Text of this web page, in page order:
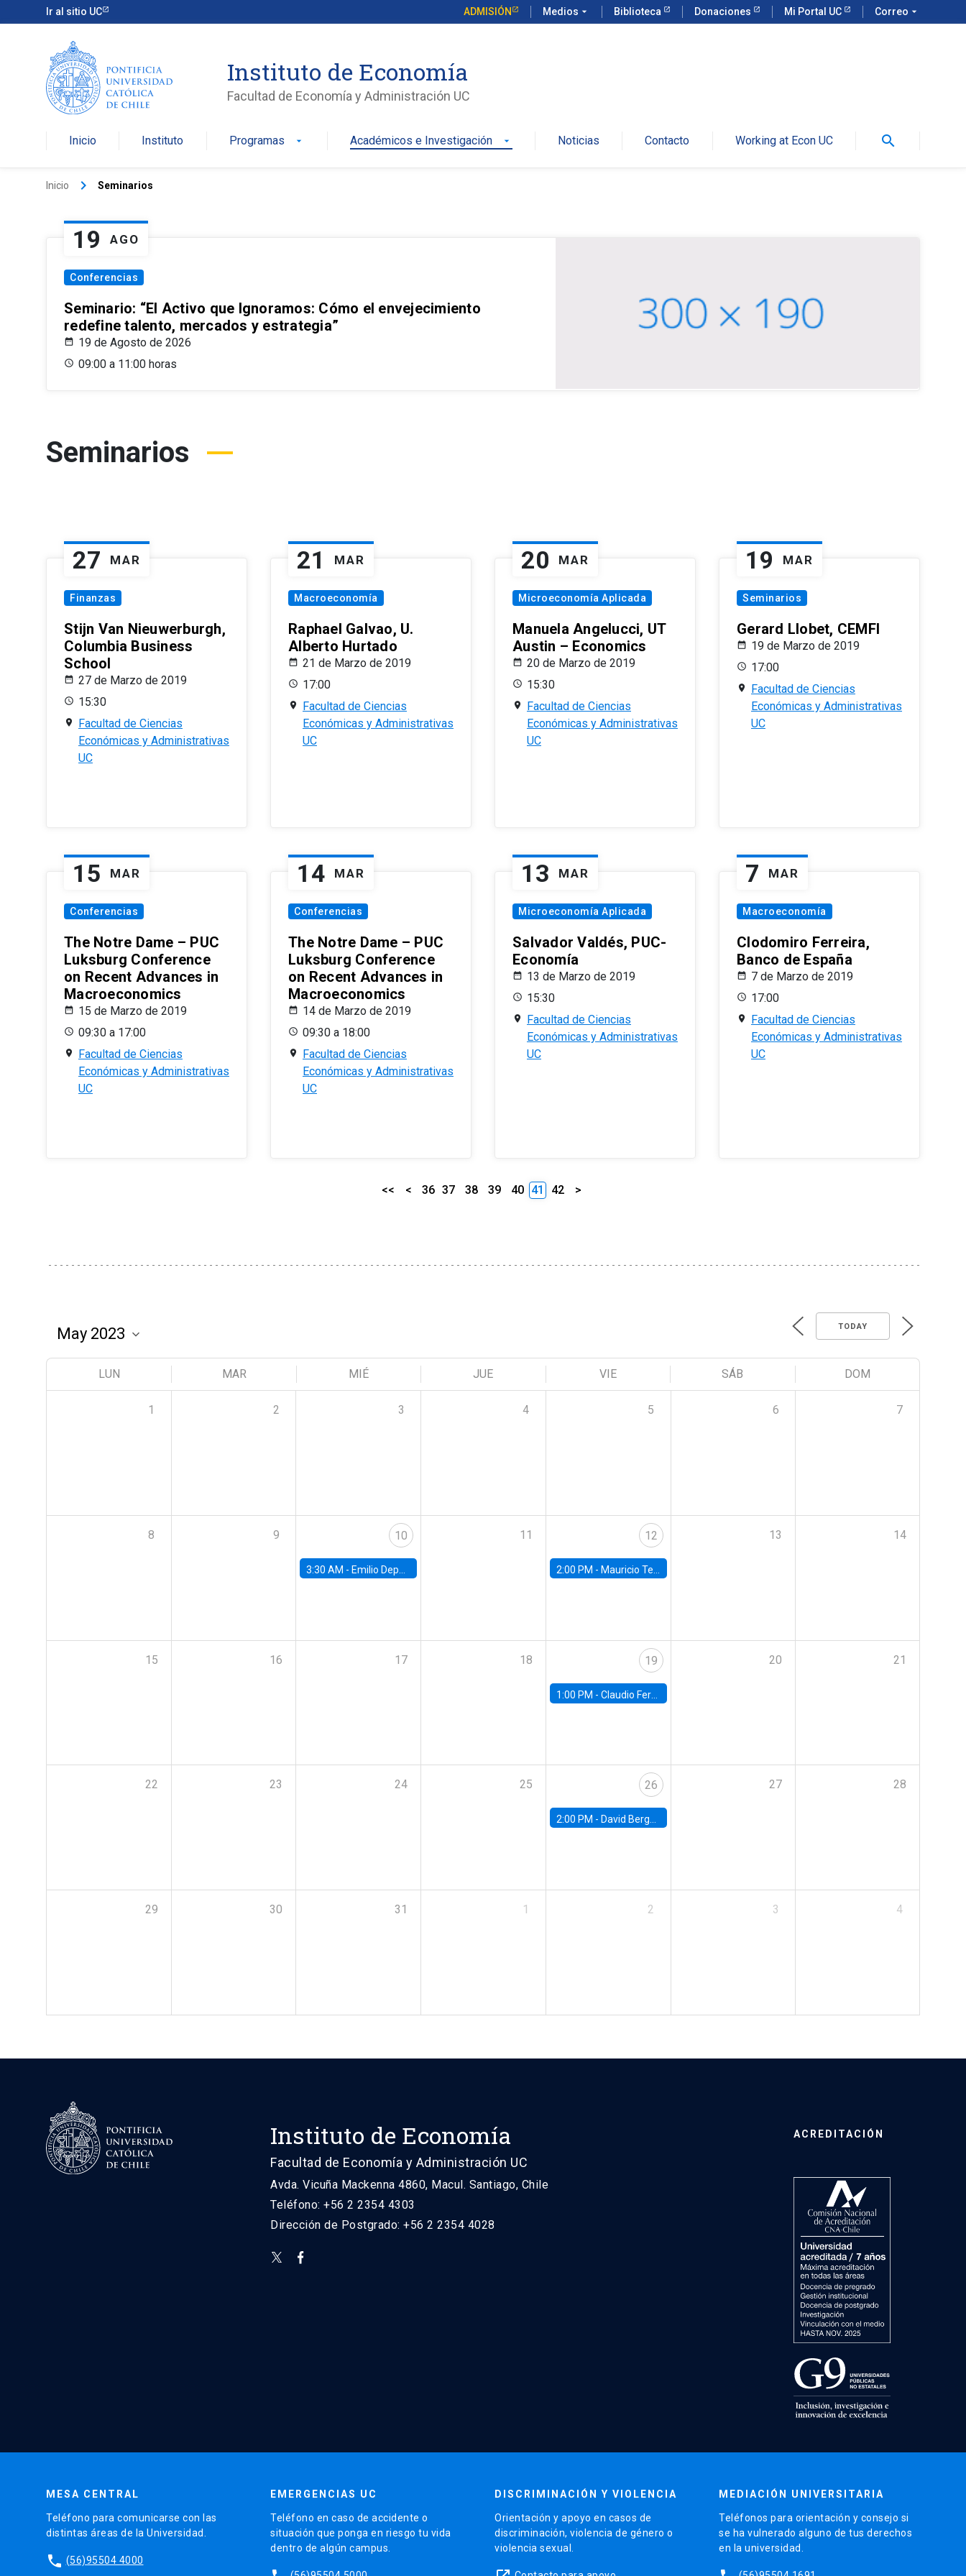
Ir al sitio UC ADMISIÓN Medios arrow_drop_down Biblioteca Donaciones Mi Portal UC Correo arrow_drop_down
Instituto de Economía
Facultad de Economía y Administración UC
Inicio Instituto Programas arrow_drop_down Académicos e Investigación arrow_drop_down Noticias Contacto Working at Econ UC search
Inicio keyboard_arrow_right Seminarios
19 AGO
Conferencias
Seminario: “El Activo que Ignoramos: Cómo el envejecimiento
redefine talento, mercados y estrategia”
19 de Agosto de 2026
09:00 a 11:00 horas
Seminarios
27 MAR
Finanzas
Stijn Van Nieuwerburgh,
Columbia Business
School
27 de Marzo de 2019
15:30
Facultad de Ciencias
Económicas y Administrativas
UC
21 MAR
Macroeconomía
Raphael Galvao, U.
Alberto Hurtado
21 de Marzo de 2019
17:00
Facultad de Ciencias
Económicas y Administrativas
UC
20 MAR
Microeconomía Aplicada
Manuela Angelucci, UT
Austin – Economics
20 de Marzo de 2019
15:30
Facultad de Ciencias
Económicas y Administrativas
UC
19 MAR
Seminarios
Gerard Llobet, CEMFI
19 de Marzo de 2019
17:00
Facultad de Ciencias
Económicas y Administrativas
UC
15 MAR
Conferencias
The Notre Dame – PUC
Luksburg Conference
on Recent Advances in
Macroeconomics
15 de Marzo de 2019
09:30 a 17:00
Facultad de Ciencias
Económicas y Administrativas
UC
14 MAR
Conferencias
The Notre Dame – PUC
Luksburg Conference
on Recent Advances in
Macroeconomics
14 de Marzo de 2019
09:30 a 18:00
Facultad de Ciencias
Económicas y Administrativas
UC
13 MAR
Microeconomía Aplicada
Salvador Valdés, PUC-
Economía
13 de Marzo de 2019
15:30
Facultad de Ciencias
Económicas y Administrativas
UC
7 MAR
Macroeconomía
Clodomiro Ferreira,
Banco de España
7 de Marzo de 2019
17:00
Facultad de Ciencias
Económicas y Administrativas
UC
<< < 36 37 38 39 40 41 42 >
TODAY
LUN MAR MIÉ JUE VIE SÁB DOM
1 2 3 4 5 6 7
8 9 10
3:30 AM - Emilio Depetris-Chauvín, Universidad Católica
11 12
2:00 PM - Mauricio Tejada, UDP
13 14
15 16 17 18 19
1:00 PM - Claudio Ferraz, British Columbia
20 21
22 23 24 25 26
2:00 PM - David Berger, Duke
27 28
29 30 31 1 2 3 4
Instituto de Economía
Facultad de Economía y Administración UC
Avda. Vicuña Mackenna 4860, Macul. Santiago, Chile
Teléfono: +56 2 2354 4303
Dirección de Postgrado: +56 2 2354 4028
ACREDITACIÓN
MESA CENTRAL
Teléfono para comunicarse con las
distintas áreas de la Universidad.
phone (56)95504 4000
EMERGENCIAS UC
Teléfono en caso de accidente o
situación que ponga en riesgo tu vida
dentro de algún campus.
DISCRIMINACIÓN Y VIOLENCIA
Orientación y apoyo en casos de
discriminación, violencia de género o
violencia sexual.
MEDIACIÓN UNIVERSITARIA
Teléfonos para orientación y consejo si
se ha vulnerado alguno de tus derechos
en la universidad.